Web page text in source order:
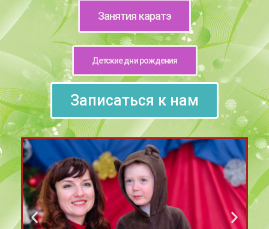
Занятия каратэ
Детские дни рождения
Записаться к нам